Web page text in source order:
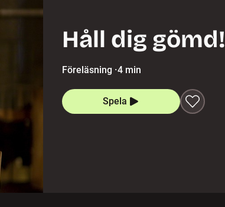
Håll dig gömd!
Föreläsning ·4 min
Spela